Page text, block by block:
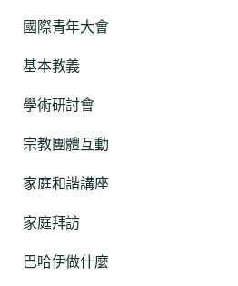
國際青年大會
基本教義
學術研討會
宗教團體互動
家庭和諧講座
家庭拜訪
巴哈伊做什麼